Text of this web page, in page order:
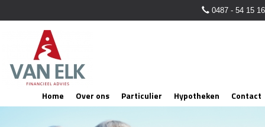
0487 - 54 15 16
Home Over ons Particulier Hypotheken Contact